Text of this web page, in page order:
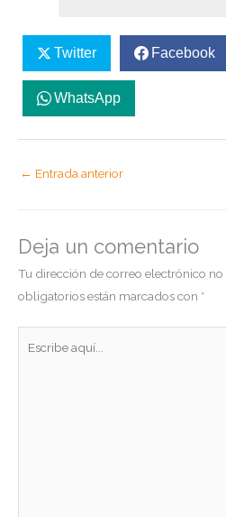
Twitter Facebook
WhatsApp
← Entrada anterior
Deja un comentario
Tu dirección de correo electrónico no
obligatorios están marcados con *